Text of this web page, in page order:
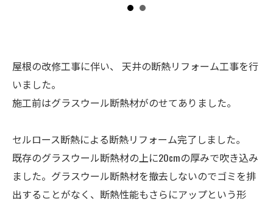
屋根の改修工事に伴い、 天井の断熱リフォーム工事を行
いました。
施工前はグラスウール断熱材がのせてありました。
セルロース断熱による断熱リフォーム完了しました。
既存のグラスウール断熱材の上に20cmの厚みで吹き込み
ました。グラスウール断熱材を撤去しないのでゴミを排
出することがなく、断熱性能もさらにアップという形